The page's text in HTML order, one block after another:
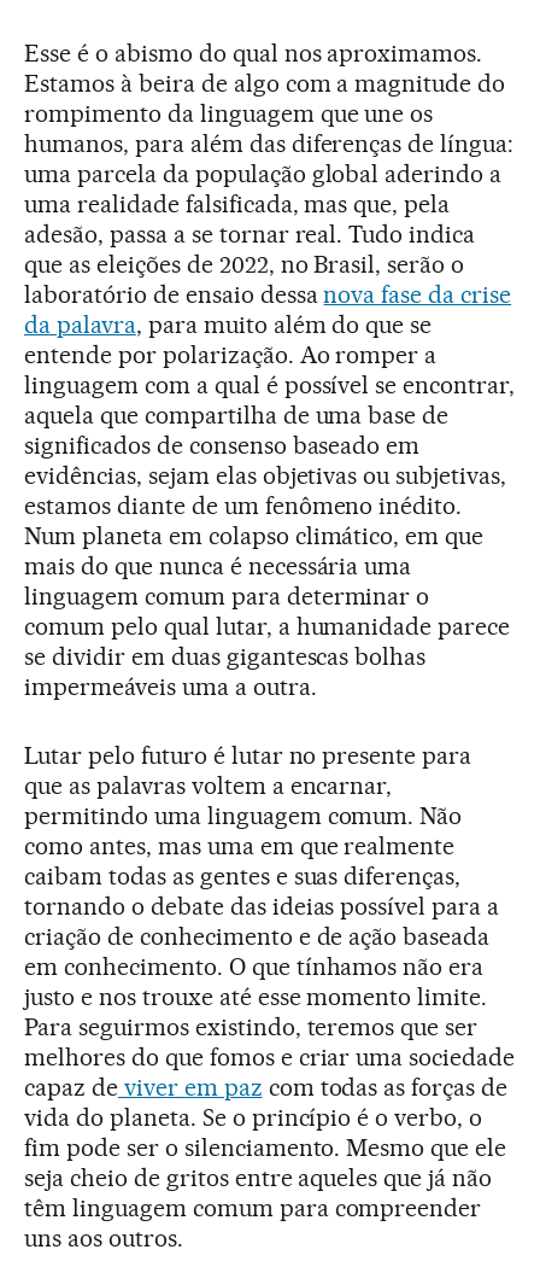
Esse é o abismo do qual nos aproximamos.
Estamos à beira de algo com a magnitude do
rompimento da linguagem que une os
humanos, para além das diferenças de língua:
uma parcela da população global aderindo a
uma realidade falsificada, mas que, pela
adesão, passa a se tornar real. Tudo indica
que as eleições de 2022, no Brasil, serão o
laboratório de ensaio dessanova fase da crise
da palavra, para muito além do que se
entende por polarização. Ao romper a
linguagem com a qual é possível se encontrar,
aquela que compartilha de uma base de
significados de consenso baseado em
evidências, sejam elas objetivas ou subjetivas,
estamos diante de um fenômeno inédito.
Num planeta em colapso climático, em que
mais do que nunca é necessária uma
linguagem comum para determinar o
comum pelo qual lutar, a humanidade parece
se dividir em duas gigantescas bolhas
impermeáveis uma a outra.
Lutar pelo futuro é lutar no presente para
que as palavras voltem a encarnar,
permitindo uma linguagem comum. Não
como antes, mas uma em que realmente
caibam todas as gentes e suas diferenças,
tornando o debate das ideias possível para a
criação de conhecimento e de ação baseada
em conhecimento. O que tínhamos não era
justo e nos trouxe até esse momento limite.
Para seguirmos existindo, teremos que ser
melhores do que fomos e criar uma sociedade
capaz deviver em paz com todas as forças de
vida do planeta. Se o princípio é o verbo, o
fim pode ser o silenciamento. Mesmo que ele
seja cheio de gritos entre aqueles que já não
têm linguagem comum para compreender
uns aos outros.